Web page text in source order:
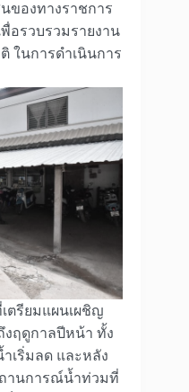
ของทางราชการ
อรวบรวมรายงาน
ในการดำเนินการ
ตรียมแผนเผชิญ
ฤดูกาลปีหน้า ทั้ง
เริ่มลด และหลัง
านการณ์น้ำท่วมที่